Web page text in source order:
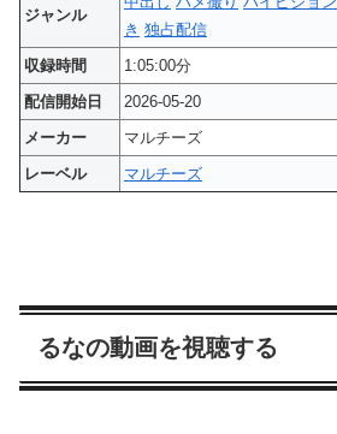
ジャンル
き 独占配信
収録時間
1:05:00分
配信開始日
2026-05-20
メーカー
マルチーズ
レーベル
マルチーズ
るなの動画を視聴する